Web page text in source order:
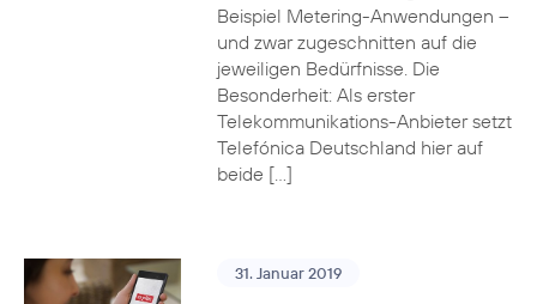
Beispiel Metering-Anwendungen –
und zwar zugeschnitten auf die
jeweiligen Bedürfnisse. Die
Besonderheit: Als erster
Telekommunikations-Anbieter setzt
Telefónica Deutschland hier auf
beide […]
31. Januar 2019